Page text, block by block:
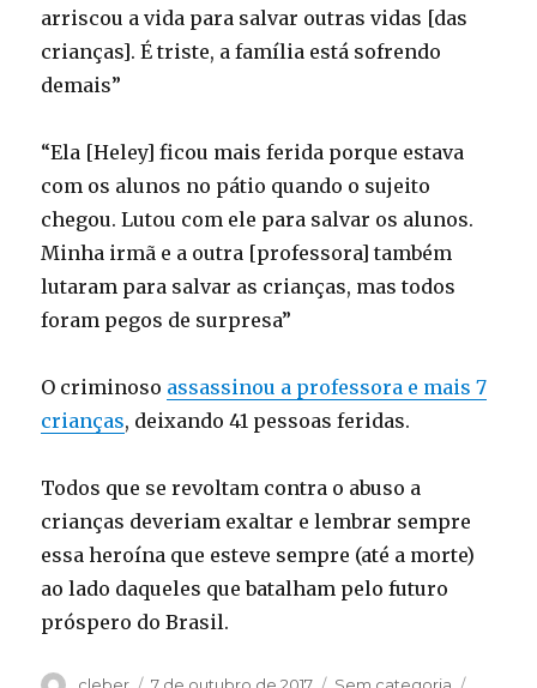
arriscou a vida para salvar outras vidas [das
crianças]. É triste, a família está sofrendo
demais”
“Ela [Heley] ficou mais ferida porque estava
com os alunos no pátio quando o sujeito
chegou. Lutou com ele para salvar os alunos.
Minha irmã e a outra [professora] também
lutaram para salvar as crianças, mas todos
foram pegos de surpresa”
O criminoso assassinou a professora e mais 7
crianças, deixando 41 pessoas feridas.
Todos que se revoltam contra o abuso a
crianças deveriam exaltar e lembrar sempre
essa heroína que esteve sempre (até a morte)
ao lado daqueles que batalham pelo futuro
próspero do Brasil.
Autor Publicado Categorias